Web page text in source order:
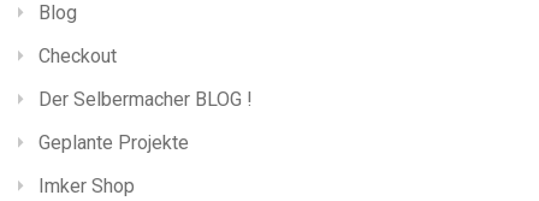
Blog
Checkout
Der Selbermacher BLOG !
Geplante Projekte
Imker Shop